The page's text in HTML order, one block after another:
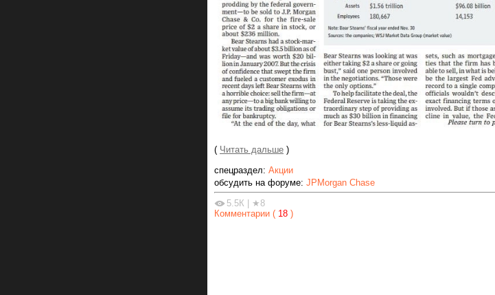
( Читать дальше )
спецраздел: Акции
обсудить на форуме: JPMorgan Chase
5.5К
★8
Комментарии ( 18 )